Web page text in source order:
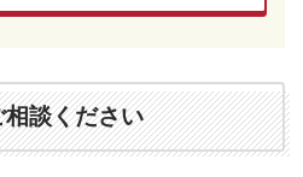
談ください